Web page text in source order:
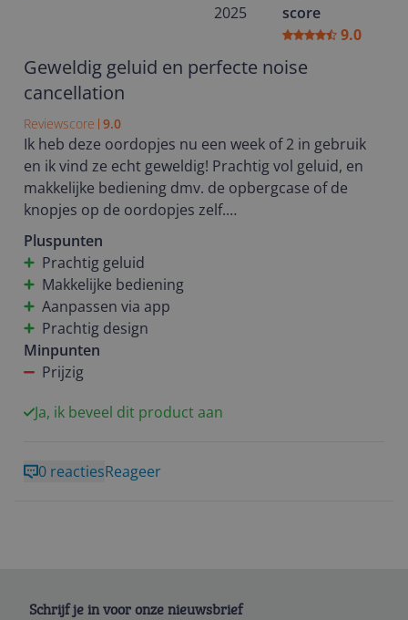
2025
score
9.0
Geweldig geluid en perfecte noise
cancellation
Reviewscore 9.0
Ik heb deze oordopjes nu een week of 2 in gebruik
en ik vind ze echt geweldig! Prachtig vol geluid, en
makkelijke bediening dmv. de opbergcase of de
knopjes op de oordopjes zelf.
De noisecancelling werkt erg goed in drukke
ruimten en bijvoorbeeld de sportschool. Je hoort
echt niets erdoorheen, wat echt heel fijn is!
Via een app kun je de oordopjes helemaal naar
eigen smaak aanpassen. Muziek of film, equalizer,
etc.
Ze zijk niet goedkoop maar echt elke euro waard!
Pluspunten
Prachtig geluid
Makkelijke bediening
Aanpassen via app
Prachtig design
Minpunten
Prijzig
Ja, ik beveel dit product aan
0 reactiesReageer
Schrijf je in voor onze nieuwsbrief